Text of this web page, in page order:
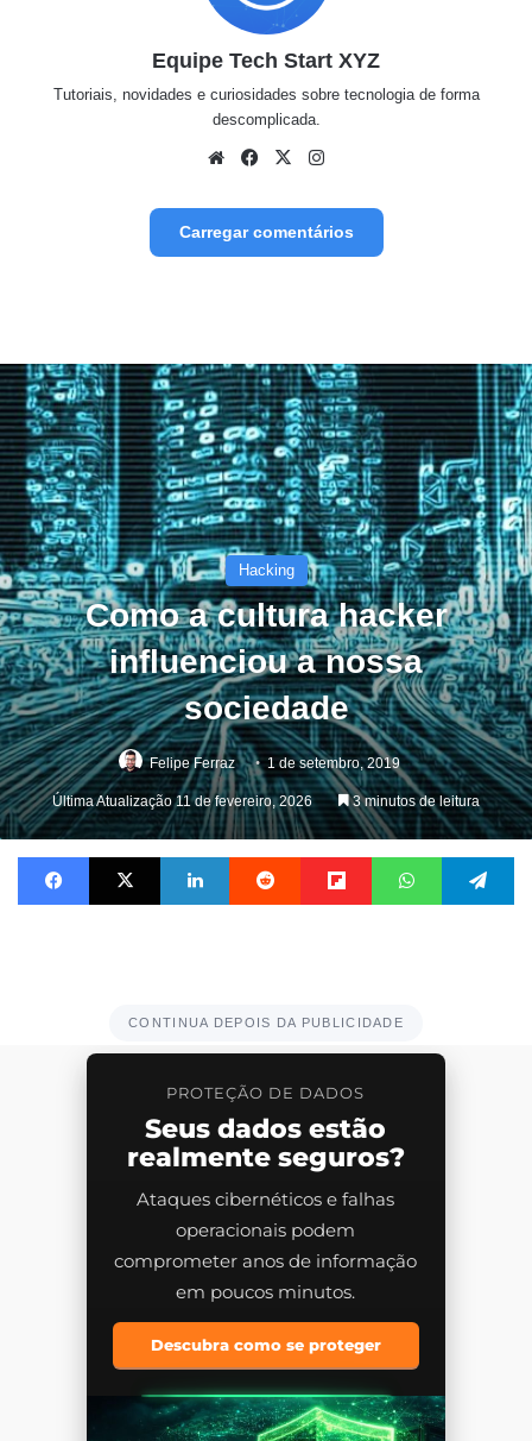
Equipe Tech Start XYZ
Tutoriais, novidades e curiosidades sobre tecnologia de forma
descomplicada.
WebsiteFacebook
X
Carregar comentários